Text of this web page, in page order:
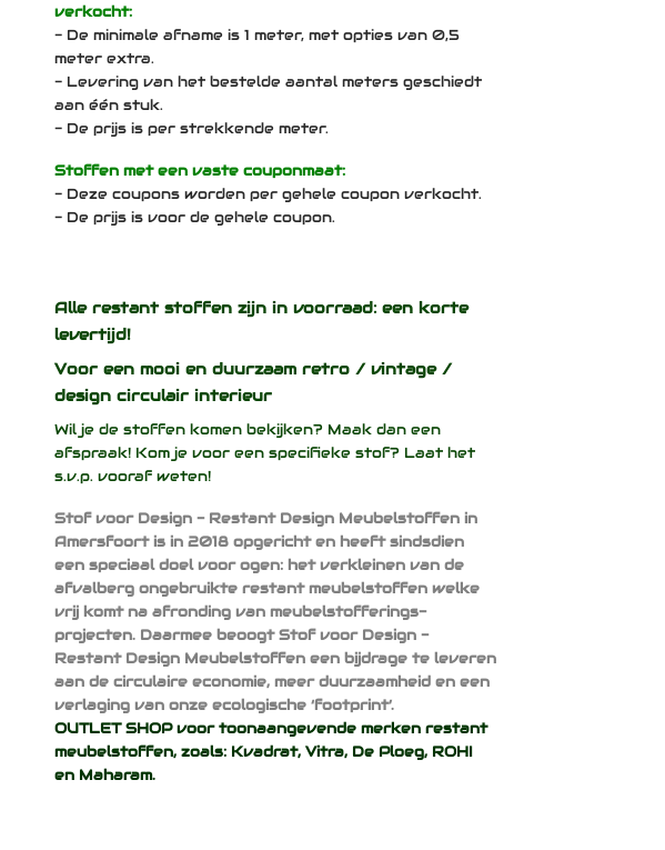
verkocht:
- De minimale afname is 1 meter, met opties van 0,5
meter extra.
- Levering van het bestelde aantal meters geschiedt
aan één stuk.
- De prijs is per strekkende meter.
Stoffen met een vaste couponmaat:
- Deze coupons worden per gehele coupon verkocht.
- De prijs is voor de gehele coupon.
Alle restant stoffen zijn in voorraad: een korte
levertijd!
Voor een mooi en duurzaam retro / vintage /
design circulair interieur
Wil je de stoffen komen bekijken? Maak dan een
afspraak! Kom je voor een specifieke stof? Laat het
s.v.p. vooraf weten!
Stof voor Design - Restant Design Meubelstoffen in
Amersfoort is in 2018 opgericht en heeft sindsdien
een speciaal doel voor ogen: het verkleinen van de
afvalberg ongebruikte restant meubelstoffen welke
vrij komt na afronding van meubelstofferings-
projecten. Daarmee beoogt Stof voor Design -
Restant Design Meubelstoffen een bijdrage te leveren
aan de circulaire economie, meer duurzaamheid en een
verlaging van onze ecologische ‘footprint’.
OUTLET SHOP voor toonaangevende merken restant
meubelstoffen, zoals: Kvadrat, Vitra, De Ploeg, ROHI
en Maharam.